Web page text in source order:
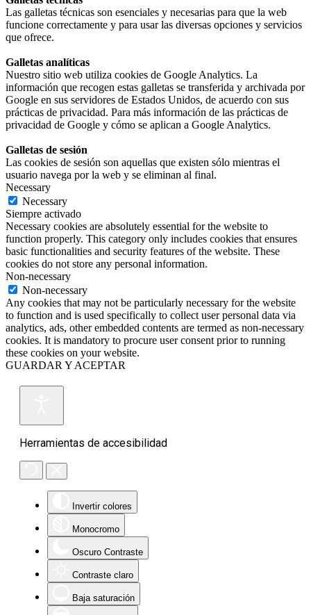
Las galletas técnicas son esenciales y necesarias para que la web
funcione correctamente y para usar las diversas opciones y servicios
que ofrece.
Galletas analíticas
Nuestro sitio web utiliza cookies de Google Analytics. La
información que recogen estas galletas se transferida y archivada por
Google en sus servidores de Estados Unidos, de acuerdo con sus
prácticas de privacidad. Para más información de las prácticas de
privacidad de Google y cómo se aplican a Google Analytics.
Galletas de sesión
Las cookies de sesión son aquellas que existen sólo mientras el
usuario navega por la web y se eliminan al final.
Necessary
Necessary
Siempre activado
Necessary cookies are absolutely essential for the website to
function properly. This category only includes cookies that ensures
basic functionalities and security features of the website. These
cookies do not store any personal information.
Non-necessary
Non-necessary
Any cookies that may not be particularly necessary for the website
to function and is used specifically to collect user personal data via
analytics, ads, other embedded contents are termed as non-necessary
cookies. It is mandatory to procure user consent prior to running
these cookies on your website.
GUARDAR Y ACEPTAR
Herramientas de accesibilidad
Invertir colores
Monocromo
Oscuro Contraste
Contraste claro
Baja saturación